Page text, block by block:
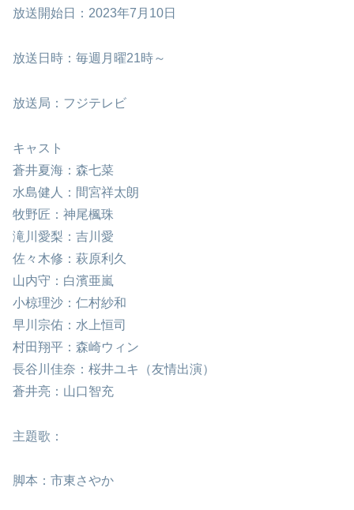
放送開始日：2023年7月10日
放送日時：毎週月曜21時～
放送局：フジテレビ
キャスト
蒼井夏海：森七菜
水島健人：間宮祥太朗
牧野匠：神尾楓珠
滝川愛梨：吉川愛
佐々木修：萩原利久
山内守：白濱亜嵐
小椋理沙：仁村紗和
早川宗佑：水上恒司
村田翔平：森崎ウィン
長谷川佳奈：桜井ユキ（友情出演）
蒼井亮：山口智充
主題歌：
脚本：市東さやか